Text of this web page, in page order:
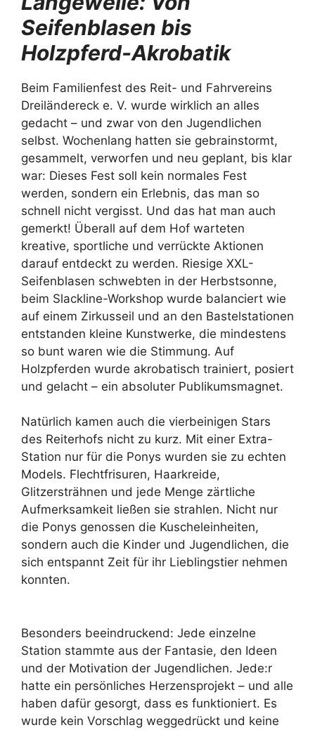
Seifenblasen bis
Holzpferd-Akrobatik
Beim Familienfest des Reit- und Fahrvereins
Dreiländereck e. V. wurde wirklich an alles
gedacht – und zwar von den Jugendlichen
selbst. Wochenlang hatten sie gebrainstormt,
gesammelt, verworfen und neu geplant, bis klar
war: Dieses Fest soll kein normales Fest
werden, sondern ein Erlebnis, das man so
schnell nicht vergisst. Und das hat man auch
gemerkt! Überall auf dem Hof warteten
kreative, sportliche und verrückte Aktionen
darauf entdeckt zu werden. Riesige XXL-
Seifenblasen schwebten in der Herbstsonne,
beim Slackline-Workshop wurde balanciert wie
auf einem Zirkusseil und an den Bastelstationen
entstanden kleine Kunstwerke, die mindestens
so bunt waren wie die Stimmung. Auf
Holzpferden wurde akrobatisch trainiert, posiert
und gelacht – ein absoluter Publikumsmagnet.
Natürlich kamen auch die vierbeinigen Stars
des Reiterhofs nicht zu kurz. Mit einer Extra-
Station nur für die Ponys wurden sie zu echten
Models. Flechtfrisuren, Haarkreide,
Glitzersträhnen und jede Menge zärtliche
Aufmerksamkeit ließen sie strahlen. Nicht nur
die Ponys genossen die Kuscheleinheiten,
sondern auch die Kinder und Jugendlichen, die
sich entspannt Zeit für ihr Lieblingstier nehmen
konnten.
Besonders beeindruckend: Jede einzelne
Station stammte aus der Fantasie, den Ideen
und der Motivation der Jugendlichen. Jede:r
hatte ein persönliches Herzensprojekt – und alle
haben dafür gesorgt, dass es funktioniert. Es
wurde kein Vorschlag weggedrückt und keine